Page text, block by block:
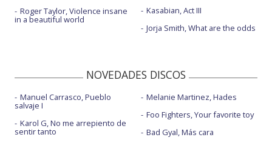
Roger Taylor, Violence insane
in a beautiful world
Kasabian, Act III
Jorja Smith, What are the odds
NOVEDADES DISCOS
Manuel Carrasco, Pueblo
salvaje I
Karol G, No me arrepiento de
sentir tanto
Melanie Martinez, Hades
Foo Fighters, Your favorite toy
Bad Gyal, Más cara